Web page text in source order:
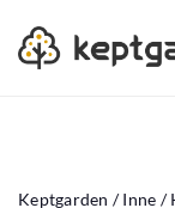
Keptgarden /Inne /